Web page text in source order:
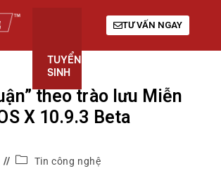
TUYỂN
SINH
TƯ VẤN NGAY
theo trào lưu Miễn
X 10.9.3 Beta
Tin công nghệ